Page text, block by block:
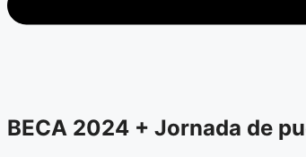
BECA 2024 + Jornada de